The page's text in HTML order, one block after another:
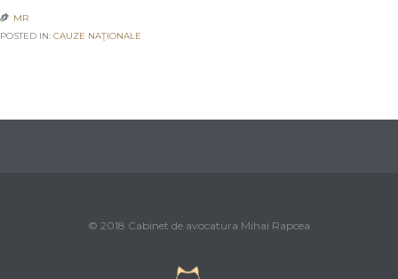
 MR
POSTED IN: CAUZE NAŢIONALE
© 2018 Cabinet de avocatura Mihai Rapcea